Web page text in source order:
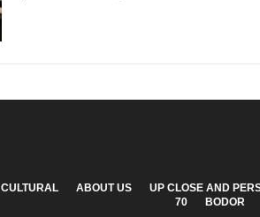
CULTURAL ABOUT US UP CLOSE AND
70
BODOR